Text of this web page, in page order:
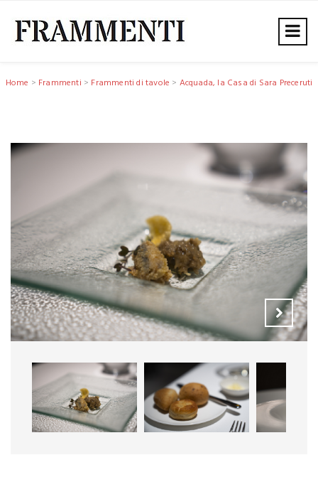
Home > Frammenti > Frammenti di tavole > Acquada, la Casa di Sara Preceruti